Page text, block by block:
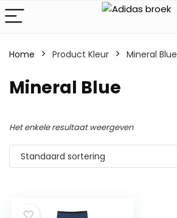
Home Product Kleur ‎Mineral Blue
‎Mineral Blue
Het enkele resultaat weergeven
Standaard sortering